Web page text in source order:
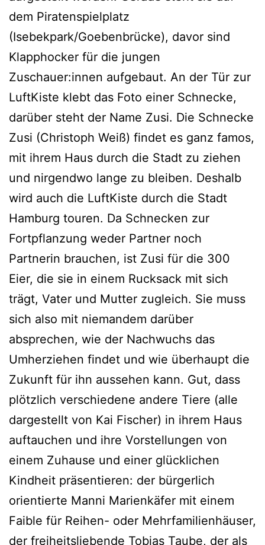
dem Piratenspielplatz
(Isebekpark/Goebenbrücke), davor sind
Klapphocker für die jungen
Zuschauer:innen aufgebaut. An der Tür zur
LuftKiste klebt das Foto einer Schnecke,
darüber steht der Name Zusi. Die Schnecke
Zusi (Christoph Weiß) findet es ganz famos,
mit ihrem Haus durch die Stadt zu ziehen
und nirgendwo lange zu bleiben. Deshalb
wird auch die LuftKiste durch die Stadt
Hamburg touren. Da Schnecken zur
Fortpflanzung weder Partner noch
Partnerin brauchen, ist Zusi für die 300
Eier, die sie in einem Rucksack mit sich
trägt, Vater und Mutter zugleich. Sie muss
sich also mit niemandem darüber
absprechen, wie der Nachwuchs das
Umherziehen findet und wie überhaupt die
Zukunft für ihn aussehen kann. Gut, dass
plötzlich verschiedene andere Tiere (alle
dargestellt von Kai Fischer) in ihrem Haus
auftauchen und ihre Vorstellungen von
einem Zuhause und einer glücklichen
Kindheit präsentieren: der bürgerlich
orientierte Manni Marienkäfer mit einem
Faible für Reihen- oder Mehrfamilienhäuser,
der freiheitsliebende Tobias Taube, der als